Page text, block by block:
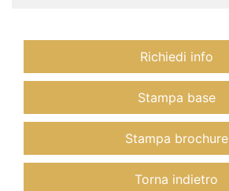
Richiedi info
Stampa base
Stampa brochure
Torna indietro